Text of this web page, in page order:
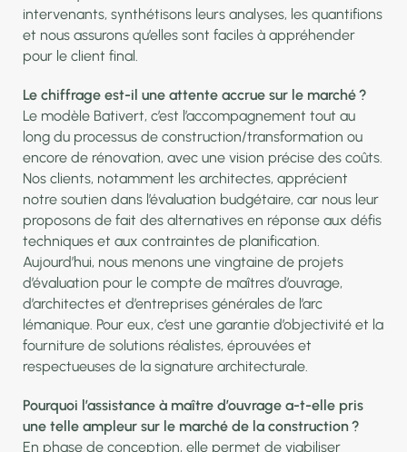
intervenants, synthétisons leurs analyses, les quantifions
et nous assurons qu’elles sont faciles à appréhender
pour le client final.
Le chiffrage est-il une attente accrue sur le marché ?
Le modèle Bativert, c’est l’accompagnement tout au
long du processus de construction/transformation ou
encore de rénovation, avec une vision précise des coûts.
Nos clients, notamment les architectes, apprécient
notre soutien dans l’évaluation budgétaire, car nous leur
proposons de fait des alternatives en réponse aux défis
techniques et aux contraintes de planification.
Aujourd’hui, nous menons une vingtaine de projets
d’évaluation pour le compte de maîtres d’ouvrage,
d’architectes et d’entreprises générales de l’arc
lémanique. Pour eux, c’est une garantie d’objectivité et la
fourniture de solutions réalistes, éprouvées et
respectueuses de la signature architecturale.
Pourquoi l’assistance à maître d’ouvrage a-t-elle pris
une telle ampleur sur le marché de la construction ?
En phase de conception, elle permet de viabiliser